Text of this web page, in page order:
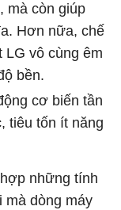
mà còn giúp
Hơn nữa, chế
LG vô cùng êm
bền.
cơ biến tần
tiêu tốn ít năng
những tính
mà dòng máy